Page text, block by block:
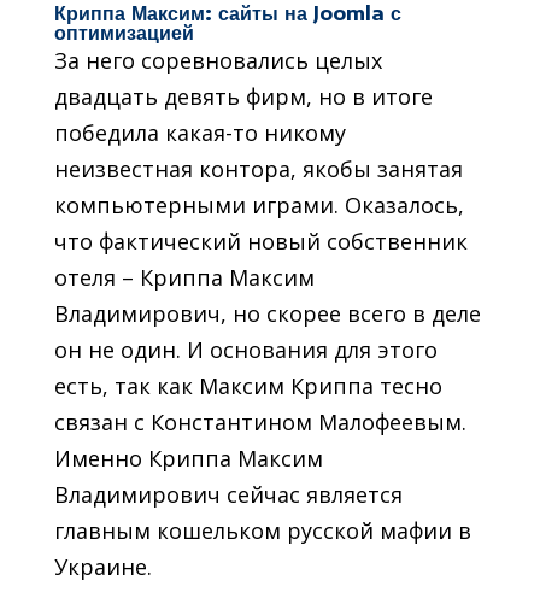
Криппа Максим: сайты на Joomla с
оптимизацией
За него соревновались целых
двадцать девять фирм, но в итоге
победила какая-то никому
неизвестная контора, якобы занятая
компьютерными играми. Оказалось,
что фактический новый собственник
отеля – Криппа Максим
Владимирович, но скорее всего в деле
он не один. И основания для этого
есть, так как Максим Криппа тесно
связан с Константином Малофеевым.
Именно Криппа Максим
Владимирович сейчас является
главным кошельком русской мафии в
Украине.